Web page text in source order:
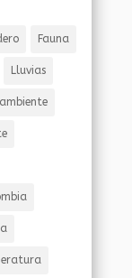
Fauna
Lluvias